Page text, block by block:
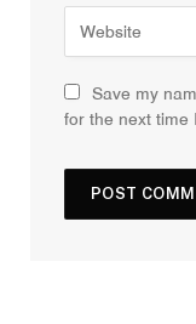
Save my
for the next time